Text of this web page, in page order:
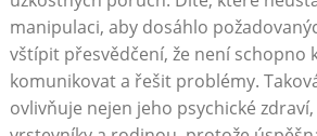
manipulaci, aby dosáhlo
vštípit přesvědčení, že není schopno
komunikovat a řešit problémy.
ovlivňuje nejen jeho psychické zdraví,